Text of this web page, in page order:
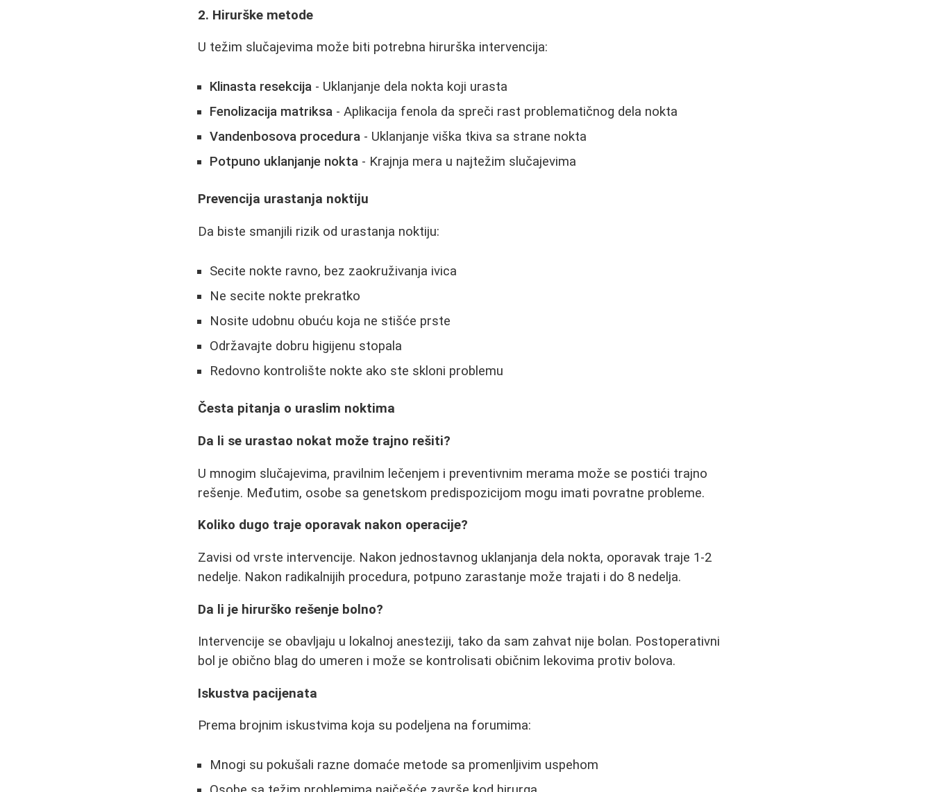
2. Hirurške metode
U težim slučajevima može biti potrebna hirurška intervencija:
Klinasta resekcija - Uklanjanje dela nokta koji urasta
Fenolizacija matriksa - Aplikacija fenola da spreči rast problematičnog dela nokta
Vandenbosova procedura - Uklanjanje viška tkiva sa strane nokta
Potpuno uklanjanje nokta - Krajnja mera u najtežim slučajevima
Prevencija urastanja noktiju
Da biste smanjili rizik od urastanja noktiju:
Secite nokte ravno, bez zaokruživanja ivica
Ne secite nokte prekratko
Nosite udobnu obuću koja ne stišće prste
Održavajte dobru higijenu stopala
Redovno kontrolište nokte ako ste skloni problemu
Česta pitanja o uraslim noktima
Da li se urastao nokat može trajno rešiti?
U mnogim slučajevima, pravilnim lečenjem i preventivnim merama može se postići trajno
rešenje. Međutim, osobe sa genetskom predispozicijom mogu imati povratne probleme.
Koliko dugo traje oporavak nakon operacije?
Zavisi od vrste intervencije. Nakon jednostavnog uklanjanja dela nokta, oporavak traje 1-2
nedelje. Nakon radikalnijih procedura, potpuno zarastanje može trajati i do 8 nedelja.
Da li je hirurško rešenje bolno?
Intervencije se obavljaju u lokalnoj anesteziji, tako da sam zahvat nije bolan. Postoperativni
bol je obično blag do umeren i može se kontrolisati običnim lekovima protiv bolova.
Iskustva pacijenata
Prema brojnim iskustvima koja su podeljena na forumima:
Mnogi su pokušali razne domaće metode sa promenljivim uspehom